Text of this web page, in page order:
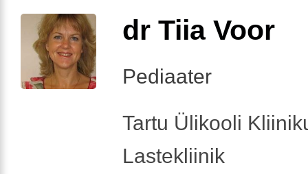
dr Tiia Voor
Pediaater
Tartu Ülikooli
Lastekliinik